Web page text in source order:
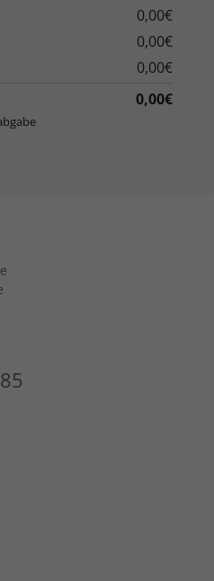
0,00€
0,00€
0,00€
0,00€